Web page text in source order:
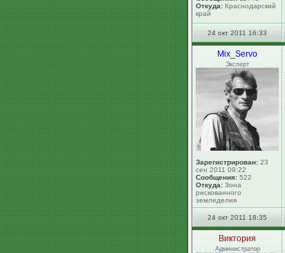
Откуда: Краснодарский
край
24 окт 2011 16:33
Mix_Servo
Эксперт
Зарегистрирован: 23
сен 2011 09:22
Сообщения: 522
Откуда: Зона
рискованного
земледелия
24 окт 2011 18:35
Виктория
Администратор